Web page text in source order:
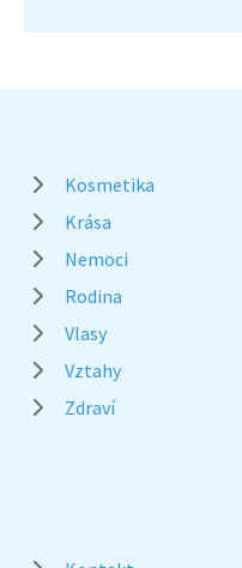
Kosmetika
Krása
Nemoci
Rodina
Vlasy
Vztahy
Zdraví